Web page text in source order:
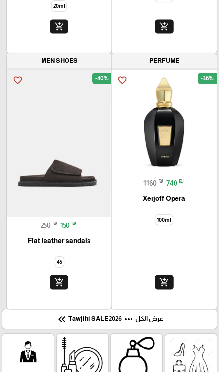
add_shopping_cart
20ml
add_shopping_cart
PERFUME
favorite_border -36%
1160 ₪ 740 ₪
Xerjoff Opera
100ml
add_shopping_cart
MEN SHOES
favorite_border -40%
250 ₪ 150 ₪
Flat leather sandals
45
add_shopping_cart
عرض الكل more_horiz
keyboard_double_arrow_left